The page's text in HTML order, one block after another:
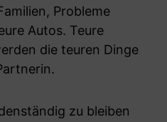
Probleme
Autos. Teure
die teuren Dinge
zu bleiben